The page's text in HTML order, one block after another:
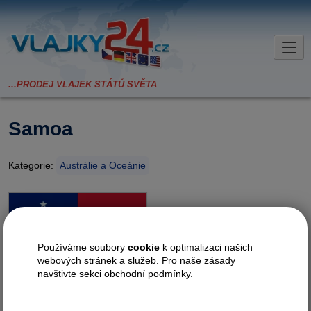
Samoa
Kategorie: Austrálie a Oceánie
Používáme soubory cookie k optimalizaci našich
webových stránek a služeb. Pro naše zásady
navštivte sekci obchodní podmínky.